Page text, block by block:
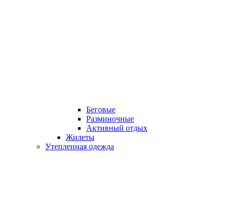
Беговые
Разминочные
Активный отдых
Жилеты
Утепленная одежда